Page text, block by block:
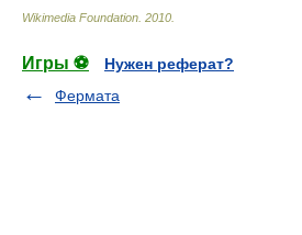
Wikimedia Foundation 2010
Игры ⚽
Нужен реферат?
Фермата